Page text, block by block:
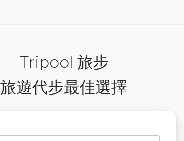
Tripool 旅步
旅遊代步最佳選擇